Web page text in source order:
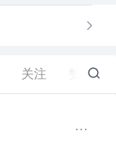
关注 1